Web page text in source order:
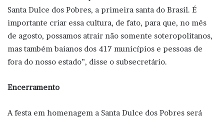
Santa Dulce dos Pobres, a primeira santa do Brasil. É
importante criar essa cultura, de fato, para que, no mês
de agosto, possamos atrair não somente soteropolitanos,
mas também baianos dos 417 municípios e pessoas de
fora do nosso estado”, disse o subsecretário.
Encerramento
A festa em homenagem a Santa Dulce dos Pobres será